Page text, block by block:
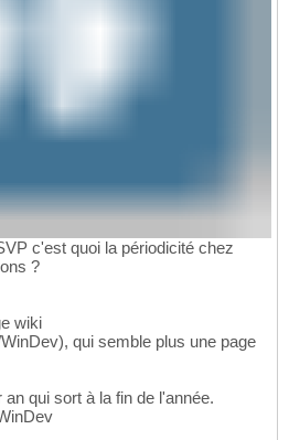
c'est quoi la périodicité chez
?
wiki
qui semble plus une page
qui sort à la fin de l'année.